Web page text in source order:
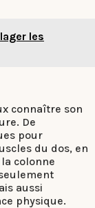
les
connaître son
De
pour
du dos, en
colonne
aussi
physique.